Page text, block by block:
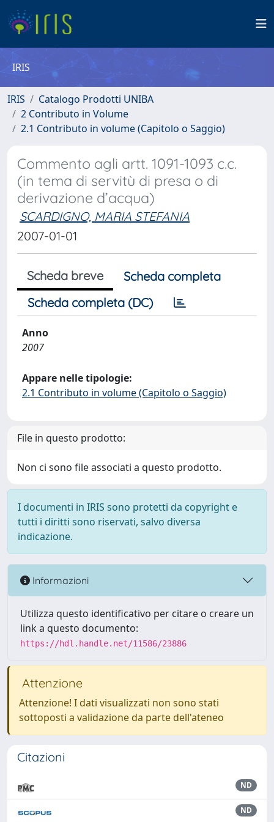
IRIS
IRIS
Catalogo Prodotti UNIBA
2 Contributo in Volume
2.1 Contributo in volume (Capitolo o Saggio)
Commento agli artt. 1091-1093 c.c.
(in tema di servitù di presa o di
derivazione d’acqua)
SCARDIGNO, MARIA STEFANIA
2007-01-01
Scheda breve
Scheda completa
Scheda completa (DC)
Anno
2007
Appare nelle tipologie:
2.1 Contributo in volume (Capitolo o Saggio)
File in questo prodotto:
Non ci sono file associati a questo prodotto.
I documenti in IRIS sono protetti da copyright e
tutti i diritti sono riservati, salvo diversa
indicazione.
Informazioni
Utilizza questo identificativo per citare o creare un
link a questo documento:
https://hdl.handle.net/11586/23886
Attenzione
Attenzione! I dati visualizzati non sono stati
sottoposti a validazione da parte dell'ateneo
Citazioni
ND
ND